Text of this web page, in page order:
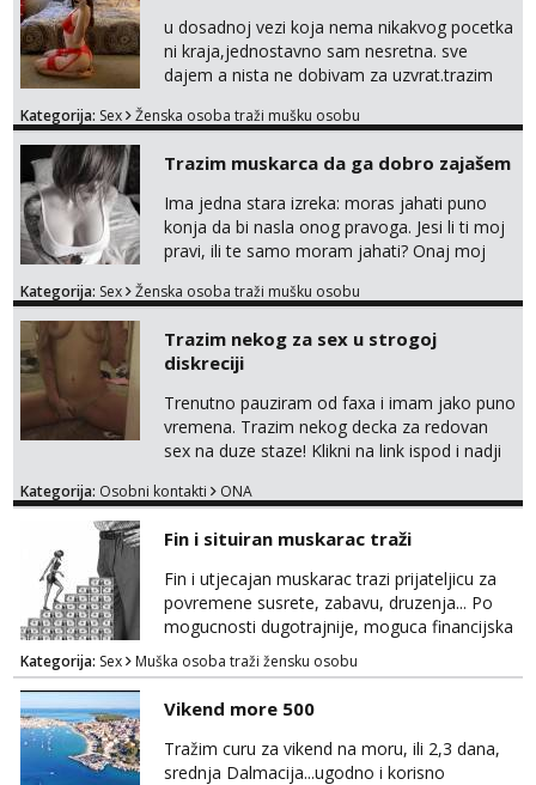
u dosadnoj vezi koja nema nikakvog pocetka
ni kraja,jednostavno sam nesretna. sve
dajem a nista ne dobivam za uzvrat.trazim
trazim puno samo malo njeznosti i
poljupce po tijelu koji me jako
pale,obozavam kad muskarac preuzme
kontrolu . javi se :) Klikni na link ispod i nadji
me tamo, cekam te!
Kategorija: Sex Ženska osoba traži mušku osobu
Trazim muskarca da ga dobro zajašem
Ima jedna stara izreka: moras jahati puno
konja da bi nasla onog pravoga. Jesi li ti moj
pravi, ili te samo moram jahati? Onaj moj
na sexdater link i javi mi se tamo....
Kategorija: Sex Ženska osoba traži mušku osobu
Trazim nekog za sex u strogoj
diskreciji
Trenutno pauziram od faxa i imam jako puno
vremena. Trazim nekog decka za redovan
sex na duze staze! Klikni na link ispod i nadji
Kategorija: Osobni kontakti ONA
Fin i situiran muskarac traži
Fin i utjecajan muskarac trazi prijateljicu za
povremene susrete, zabavu, druzenja... Po
mogucnosti dugotrajnije, moguca financijska
potpora!
Kategorija: Sex Muška osoba traži žensku osobu
Vikend more 500
Tražim curu za vikend na moru, ili 2,3 dana,
srednja Dalmacija...ugodno i korisno